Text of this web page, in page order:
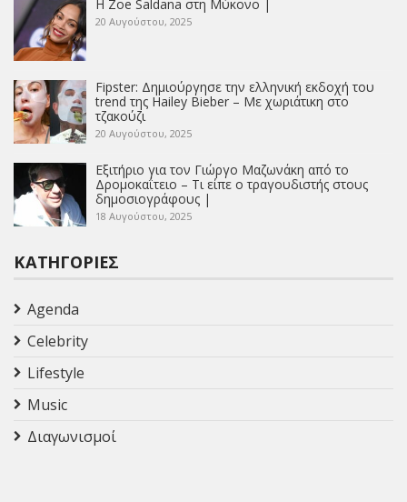
Η Zoe Saldana στη Μύκονο |
20 Αυγούστου, 2025
Fipster: Δημιούργησε την ελληνική εκδοχή του
trend της Hailey Bieber – Με χωριάτικη στο
τζακούζι
20 Αυγούστου, 2025
Εξιτήριο για τον Γιώργο Μαζωνάκη από το
Δρομοκαΐτειο – Τι είπε ο τραγουδιστής στους
δημοσιογράφους |
18 Αυγούστου, 2025
ΚΑΤΗΓΟΡΊΕΣ
Agenda
Celebrity
Lifestyle
Music
Διαγωνισμοί